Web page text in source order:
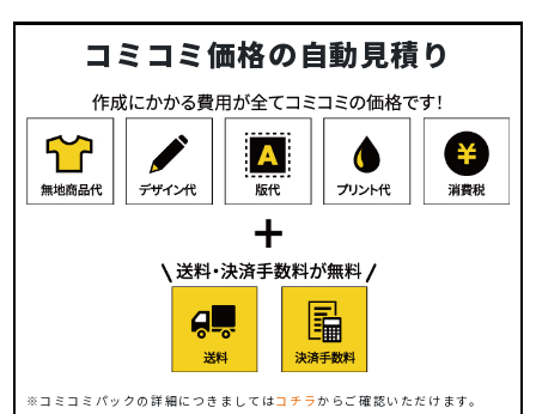
コミコミ価格の自動見積り
コミコミパックの詳細につきましてはコチラからご確認いただけます。